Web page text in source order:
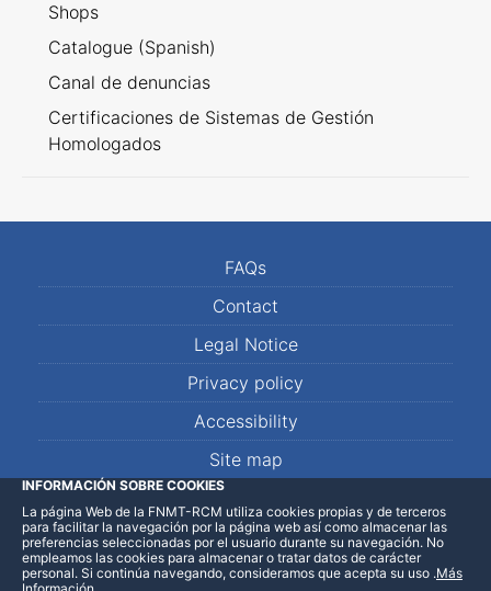
Shops
Catalogue (Spanish)
Canal de denuncias
Certificaciones de Sistemas de Gestión
Homologados
FAQs
Contact
Legal Notice
Privacy policy
Accessibility
Site map
LinkedInFacebookWhatsApp
INFORMACIÓN SOBRE COOKIES
La página Web de la FNMT-RCM utiliza cookies propias y de terceros
para facilitar la navegación por la página web así como almacenar las
preferencias seleccionadas por el usuario durante su navegación. No
empleamos las cookies para almacenar o tratar datos de carácter
personal. Si continúa navegando, consideramos que acepta su uso .Más